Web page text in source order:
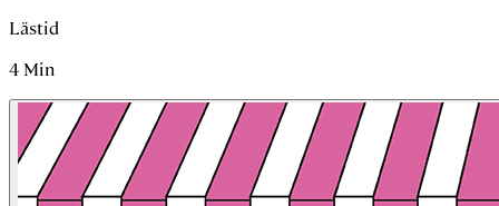
Lästid
4 Min